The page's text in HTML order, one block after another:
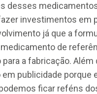
desses
investimentos em
já que a
de
a fabricação. Além
publicidade porque
ficar reféns